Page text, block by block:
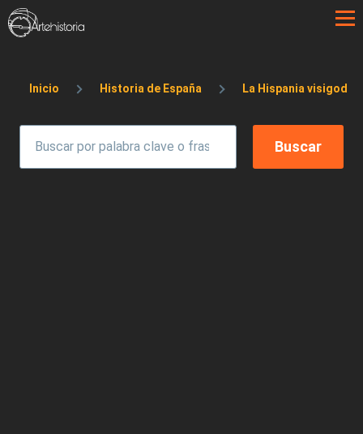
Pasar al contenido principal
Sobrescribir enlaces de ayuda a la
Inicio Historia de España La Hispania visigoda